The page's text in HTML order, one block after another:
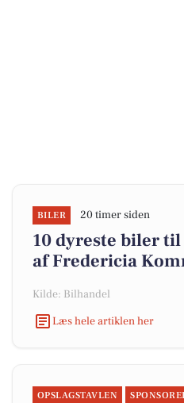
BILER 20 timer siden
10 dyreste biler
af Fredericia
Kilde: Bilhandel
Læs hele artiklen her
OPSLAGSTAVLEN